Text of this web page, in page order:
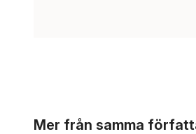
Mer från samma